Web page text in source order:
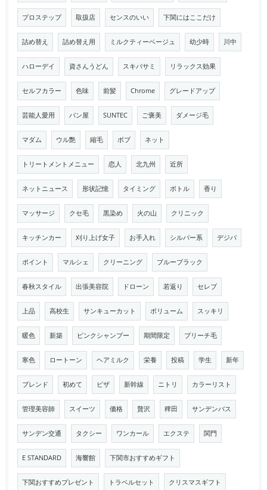
プロステップ 取扱店 センスのいい 下関にはここだけ
詰め替え 詰め替え用 ミルクティーベージュ 幼少時 川中
ハローデイ 資さんうどん スキバサミ リラックス効果
セルフカラー 色味 前髪 Chrome グレードアップ
芸能人愛用 パン屋 SUNTEC ご褒美 ダメージ毛
マダム ウル艶 縮毛 ボブ ネット
トリートメントメニュー 恋人 北九州 近所
ネットニュース 形状記憶 タイミング ボトル 香り
マッサージ クセ毛 黒染め 火の山 クリニック
キッチンカー 刈り上げ女子 お手入れ シルバー系 デジパ
ポイント マルシェ クリーニング ブルーブラック
春秋スタイル 出張美容院 ドローン 若返り セレブ
上品 高校生 サンキューカット ボリューム スッキリ
暖色 新築 ピンクシャンプー 期間限定 ブリーチ毛
寒色 ロートーン ヘアミルク 栄養 投稿 学生 新年
ブレンド 初めて ピザ 新幹線 ニトリ カラーリスト
管理美容師 スイーツ 価格 贅沢 稗田 サンデンバス
サンデン交通 タクシー ワンカール エクステ 関門
E STANDARD 海響館 下関市おすすめギフト
下関おすすめプレゼント トラベルセット クリスマスギフト